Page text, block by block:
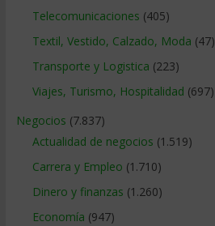
Telecomunicaciones (405)
Textil, Vestido, Calzado, Moda (47)
Transporte y Logistica (223)
Viajes, Turismo, Hospitalidad (697)
Negocios (7.837)
Actualidad de negocios (1.519)
Carrera y Empleo (1.710)
Dinero y finanzas (1.260)
Economía (947)